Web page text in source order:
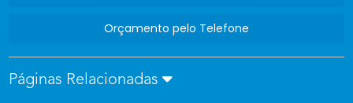
Orçamento pelo Telefone
Páginas Relacionadas